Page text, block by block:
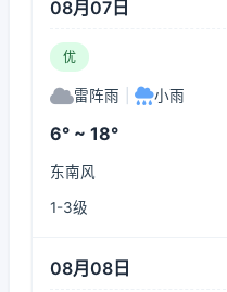
08月07日
优
雷阵雨 小雨
6° ~ 18°
东南风
1-3级
08月08日